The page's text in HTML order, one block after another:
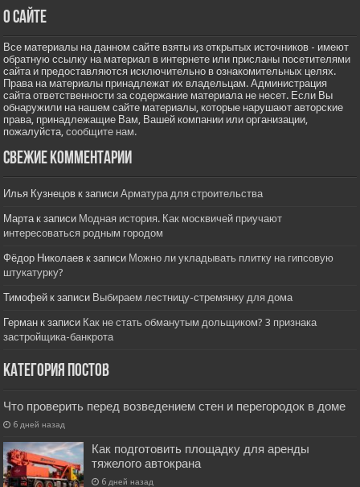
О сайте
Все материалы на данном сайте взяты из открытых источников - имеют
обратную ссылку на материал в интернете или присланы посетителями
сайта и предоставляются исключительно в ознакомительных целях.
Права на материалы принадлежат их владельцам. Администрация
сайта ответственности за содержание материала не несет. Если Вы
обнаружили на нашем сайте материалы, которые нарушают авторские
права, принадлежащие Вам, Вашей компании или организации,
пожалуйста,сообщите нам.
Свежие комментарии
Илья Кузнецов к записиАрматура для строительства
Марта к записи Модная история. Как москвичей приучают
интересоваться родным городом
Фёдор Николаев к записи Можно ли укладывать плитку на гипсовую
штукатурку?
Тимофей к записи Выбираем лестницу-стремянку для дома
Герман к записи Как не стать обманутым дольщиком? 3 признака
застройщика-банкрота
Категория постов
Что проверить перед возведением стен и перегородок в доме
6 дней назад
Как подготовить площадку для аренды
тяжелого автокрана
6 дней назад